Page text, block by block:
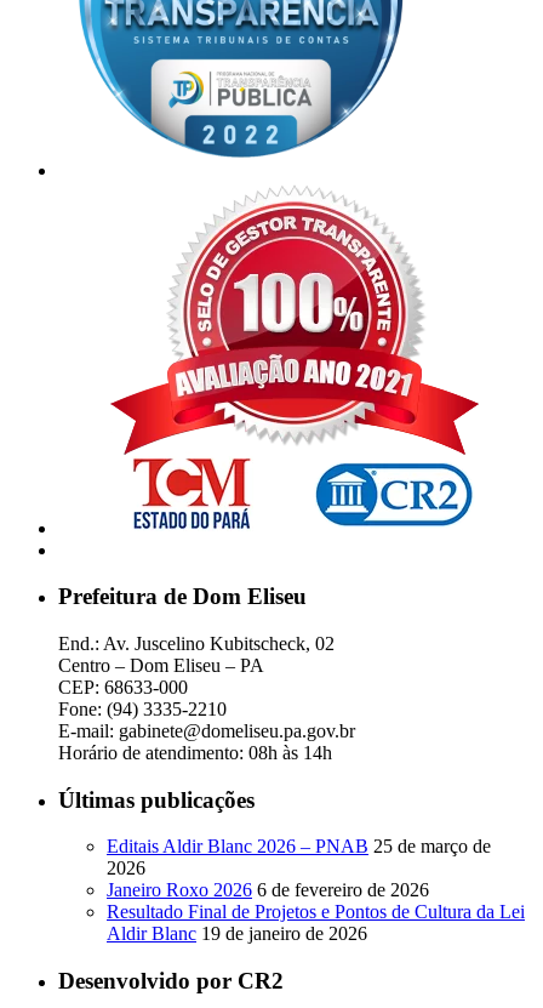
Prefeitura de Dom Eliseu
End.: Av. Juscelino Kubitscheck, 02
Centro – Dom Eliseu – PA
CEP: 68633-000
Fone: (94) 3335-2210
E-mail: gabinete@domeliseu.pa.gov.br
Horário de atendimento: 08h às 14h
Últimas publicações
Editais Aldir Blanc 2026 – PNAB 25 de março de
2026
Janeiro Roxo 2026 6 de fevereiro de 2026
Resultado Final de Projetos e Pontos de Cultura da Lei
Aldir Blanc 19 de janeiro de 2026
Desenvolvido por CR2